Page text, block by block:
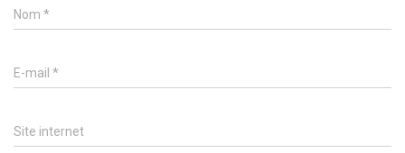
Nom *
E-mail *
Site internet